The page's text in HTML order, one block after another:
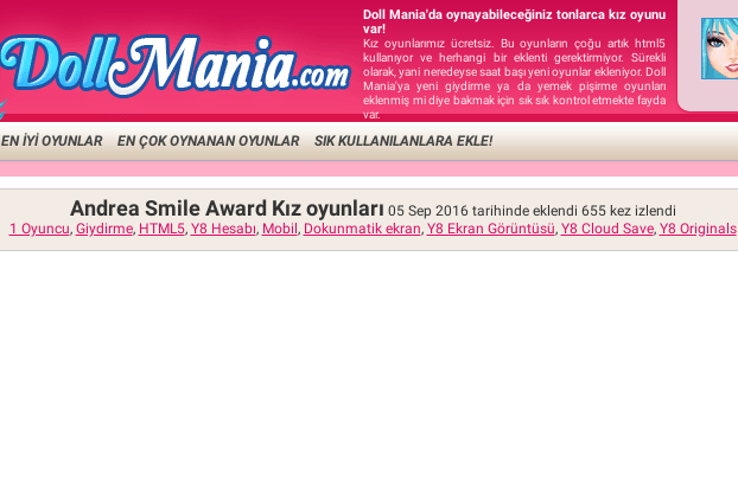
Doll Mania'da oynayabileceğiniz tonlarca kız oyunu
var!
Kız oyunlarımız ücretsiz. Bu oyunların çoğu artık html5
kullanıyor ve herhangi bir eklenti gerektirmiyor. Sürekli
olarak, yani neredeyse saat başı yeni oyunlar ekleniyor. Doll
Mania'ya yeni giydirme ya da yemek pişirme oyunları
eklenmiş mi diye bakmak için sık sık kontrol etmekte fayda
var.
EN İYİ OYUNLAR EN ÇOK OYNANAN OYUNLAR SIK KULLANILANLARA EKLE!
Andrea Smile Award Kız oyunları 05 Sep 2016 tarihinde eklendi 655kez izlendi
1 Oyuncu, Giydirme, HTML5, Y8 Hesabı, Mobil , Dokunmatik ekran, Y8 Ekran Görüntüsü, Y8 Cloud Save, Y8 Originals